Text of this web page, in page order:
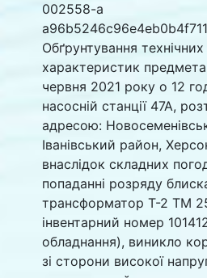
002558-a
Обґрунтування технічних
характеристик предмета
червня 2021 року о 12
насосній станції 47А,
адресою:
Іванівський район,
внаслідок складних
попаданні розряду
трансформатор Т-2 ТМ
інвентарний номер
обладнання), виникло
зі сторони високої